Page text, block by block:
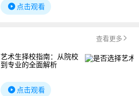
点击观看
查看更多
艺术生择校指南：从院校
到专业的全面解析
点击观看